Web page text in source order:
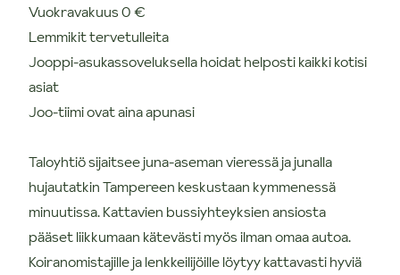
Vuokravakuus 0 €
Lemmikit tervetulleita
Jooppi-asukassoveluksella hoidat helposti kaikki kotisi
asiat
Joo-tiimi ovat aina apunasi
Taloyhtiö sijaitsee juna-aseman vieressä ja junalla
hujautatkin Tampereen keskustaan kymmenessä
minuutissa. Kattavien bussiyhteyksien ansiosta
pääset liikkumaan kätevästi myös ilman omaa autoa.
Koiranomistajille ja lenkkeilijöille löytyy kattavasti hyviä